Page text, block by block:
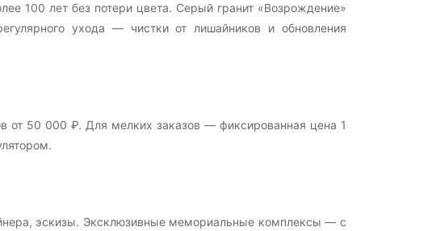
100 лет без потери цвета. Серый гранит «Возрождение»
ухода — чистки от лишайников и обновления
от 50 000 ₽. Для мелких заказов — фиксированная цена 1
эскизы. Эксклюзивные мемориальные комплексы — с